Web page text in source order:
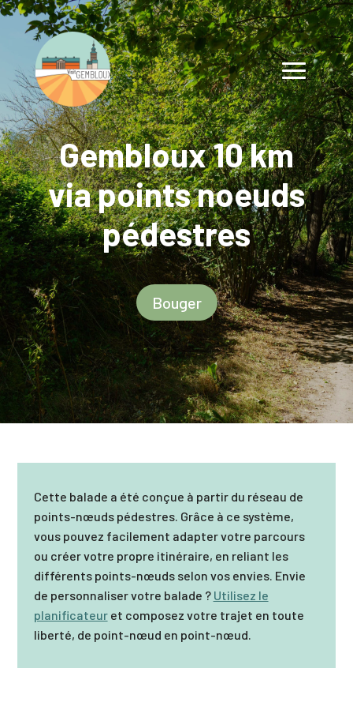
Gembloux 10 km
via points noeuds
pédestres
Bouger
Cette balade a été conçue à partir du réseau de
points-nœuds pédestres. Grâce à ce système,
vous pouvez facilement adapter votre parcours
ou créer votre propre itinéraire, en reliant les
différents points-nœuds selon vos envies. Envie
de personnaliser votre balade ? Utilisez le
planificateuret composez votre trajet en toute
liberté, de point-nœud en point-nœud.